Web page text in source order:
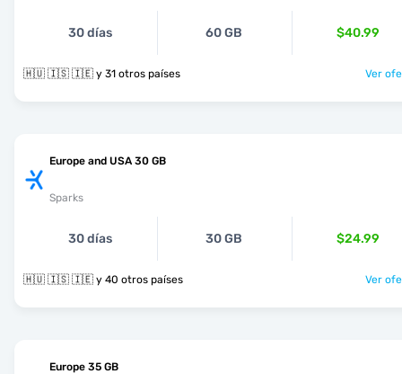
30 días 60 GB $40.99
🇭🇺 🇮🇸 🇮🇪 y 31 otros países Ver
Europe and USA 30 GB
Sparks
30 días 30 GB $24.99
🇭🇺 🇮🇸 🇮🇪 y 40 otros países Ver
Europe 35 GB